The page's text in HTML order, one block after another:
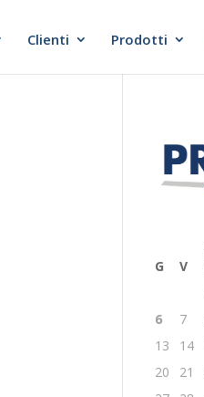
Clienti Prodotti
G V
6
7
13
14
20
21